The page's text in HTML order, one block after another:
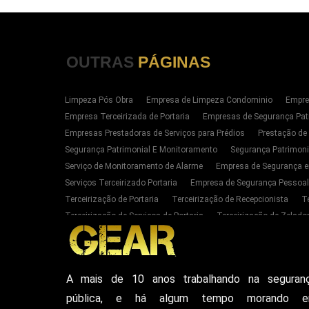
OUTRAS PÁGINAS
Limpeza Pós Obra Empresa de Limpeza Condominio
Empresa Terceirizada de Portaria
Empresas de Segurança
Empresas Prestadoras de Serviços para Prédios
Prestação
Segurança Patrimonial E Monitoramento
Segurança
Serviço de Monitoramento de Alarme
Empresa de Segurança
Serviços Terceirizado Portaria
Empresa de Segurança Pessoal
Terceirização de Portaria
Terceirização de Recepcionista
Terceirização de Serviços de Portaria
Terceirização de
Empresas de Portaria E Limpeza Sp Zona Oeste
Empresas
Serviços Terceirizado Portaria em SP
Segurança Patrimonial
Empresa De Seguranca Particular
Empresa De Seguranca
Seguranca Particular Armada
Seguranca Pessoal Privada
A mais de 10 anos trabalhando na
pública, e há algum tempo morando